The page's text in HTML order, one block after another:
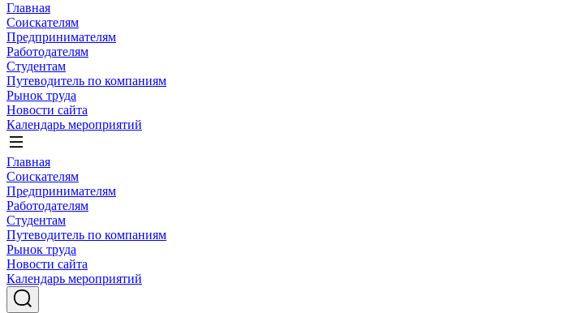
Главная
Соискателям
Предпринимателям
Работодателям
Студентам
Путеводитель по компаниям
Рынок труда
Новости сайта
Календарь мероприятий
Главная
Соискателям
Предпринимателям
Работодателям
Студентам
Путеводитель по компаниям
Рынок труда
Новости сайта
Календарь мероприятий